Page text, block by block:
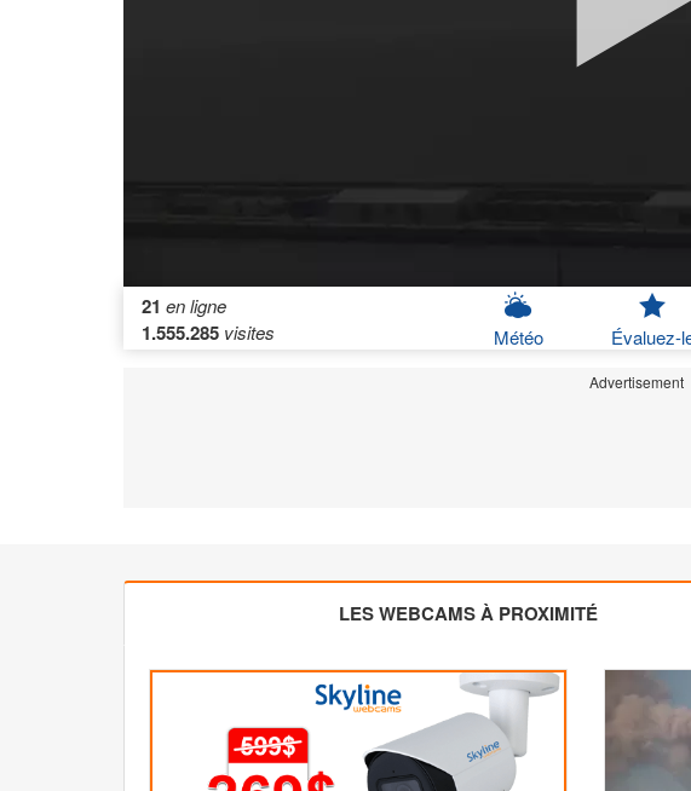
21 en ligne
1.555.285 visites Météo Évaluez-
Advertisement
LES WEBCAMS À PROXIMITÉ